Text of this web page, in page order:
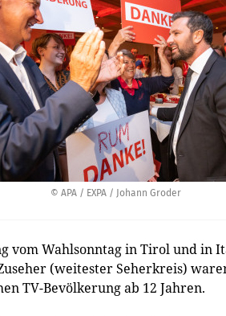
© APA / EXPA / Johann Groder
vom Wahlsonntag in Tirol und in
(weitester Seherkreis)
TV-Bevölkerung ab 12 Jahren.